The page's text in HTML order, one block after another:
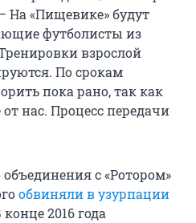
На «Пищевике» будут
футболисты из
взрослой
По срокам
пока рано, так как
нас. Процесс передачи
с «Ротором»
обвиняли в узурпации
2016 года